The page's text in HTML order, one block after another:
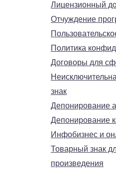
Лицензионный
Отчуждение
Политика
Договоры для
знак
Депонирование
Депонирование
Инфобизнес и
Товарный знак
произведения